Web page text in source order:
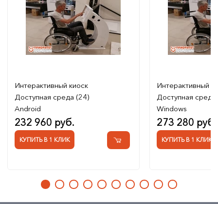
Интерактивный киоск
Доступная среда (24)
Android
232 960 руб.
КУПИТЬ В 1 КЛИК
Интерактивный
Доступная среда
Windows
273 280 руб.
КУПИТЬ В 1 КЛИК